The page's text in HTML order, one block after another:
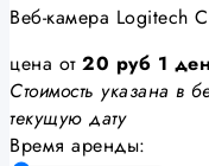
Веб-камера Logitech
цена от 20 руб 1
Стоимость указана в
текущую дату
Время аренды: